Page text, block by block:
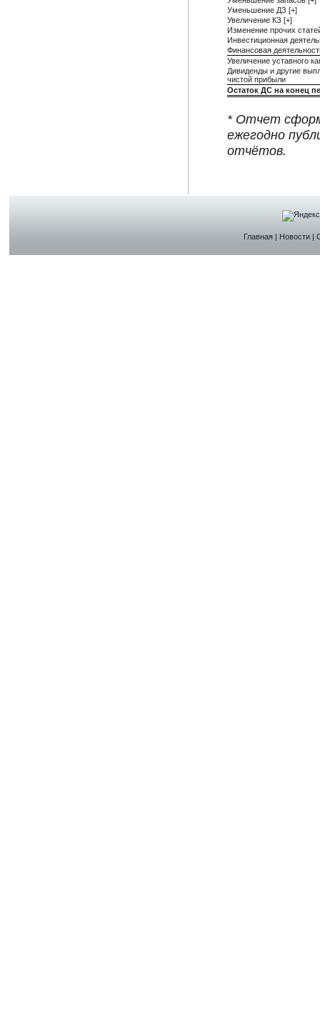
Уменьшение ДЗ [+]
Увеличение КЗ [+]
Изменение прочих
Инвестиционная
Финансовая
Увеличение уставного
Дивиденды и другие
чистой прибыли
Остаток ДС на конец
* Отчет
ежегодно
отчётов.
Главная| Новости|